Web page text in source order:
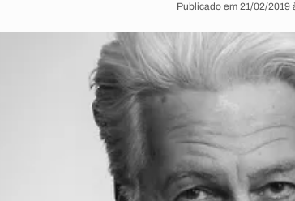
Publicado em 21/02/2019